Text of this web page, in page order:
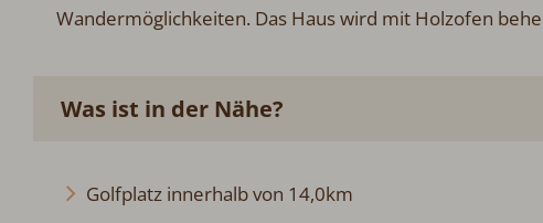
Wandermöglichkeiten. Das Haus wird mit Holzofen
Was ist in der Nähe?
Golfplatz innerhalb von 14,0km